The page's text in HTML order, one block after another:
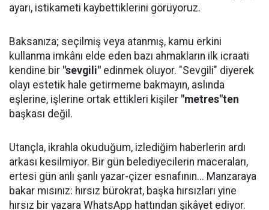
ayarı, istikameti kaybettiklerini görüyoruz.
Baksanıza; seçilmiş veya atanmış, kamu erkini
kullanma imkânı elde eden bazı ahmakların ilk icraati
kendine bir "sevgili" edinmek oluyor. "Sevgili" diyerek
olayı estetik hale getirmeme bakmayın, aslında
eşlerine, işlerine ortak ettikleri kişiler "metres"ten
başkası değil.
Utançla, ikrahla okuduğum, izlediğim haberlerin ardı
arkası kesilmiyor. Bir gün belediyecilerin maceraları,
ertesi gün anlı şanlı yazar-çizer esnafının... Manzaraya
bakar mısınız: hırsız bürokrat, başka hırsızları yine
hırsız bir yazara WhatsApp hattından şikâyet ediyor.